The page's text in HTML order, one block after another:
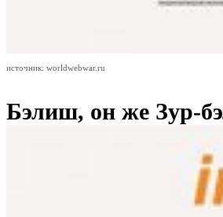
источник: worldwebwar.ru
Бэлиш, он же Зур-